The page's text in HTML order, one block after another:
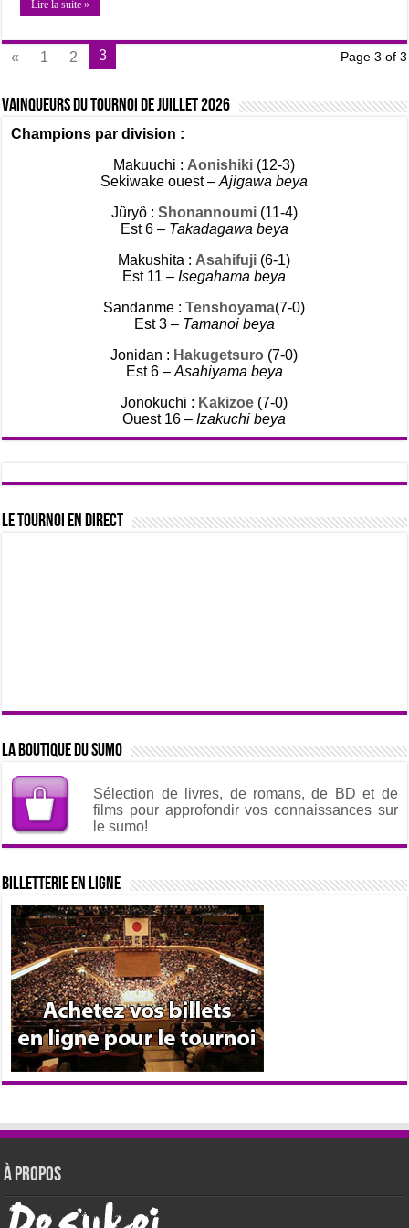
Lire la suite »
Page 3 of 3
« 1 2 3
Vainqueurs du tournoi de Juillet 2026
Champions par division :
Makuuchi : Aonishiki (12-3)
Sekiwake ouest –Ajigawa beya
Jûryô : Shonannoumi (11-4)
Est 6 – Takadagawa beya
Makushita : Asahifuji (6-1)
Est 11 –Isegahama beya
Sandanme :Tenshoyama(7-0)
Est 3 – Tamanoi beya
Jonidan : Hakugetsuro (7-0)
Est 6 – Asahiyama beya
Jonokuchi : Kakizoe (7-0)
Ouest 16 –Izakuchi beya
Le tournoi en direct
La boutique du sumo
Sélection de livres, de romans, de BD et de
films pour approfondir vos connaissances sur
le sumo!
Billetterie en ligne
À propos